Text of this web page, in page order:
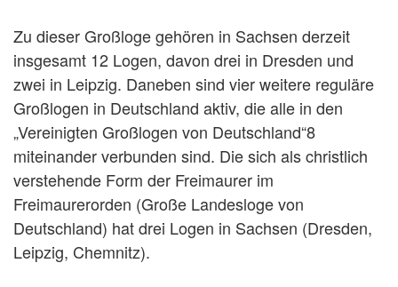
Zu dieser Großloge gehören in Sachsen derzeit
insgesamt 12 Logen, davon drei in Dresden und
zwei in Leipzig. Daneben sind vier weitere reguläre
Großlogen in Deutschland aktiv, die alle in den
„Vereinigten Großlogen von Deutschland“8
miteinander verbunden sind. Die sich als christlich
verstehende Form der Freimaurer im
Freimaurerorden (Große Landesloge von
Deutschland) hat drei Logen in Sachsen (Dresden,
Leipzig, Chemnitz).